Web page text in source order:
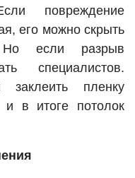
повреждение
его можно скрыть
Но если разрыв
специалистов.
заклеить пленку
в итоге потолок